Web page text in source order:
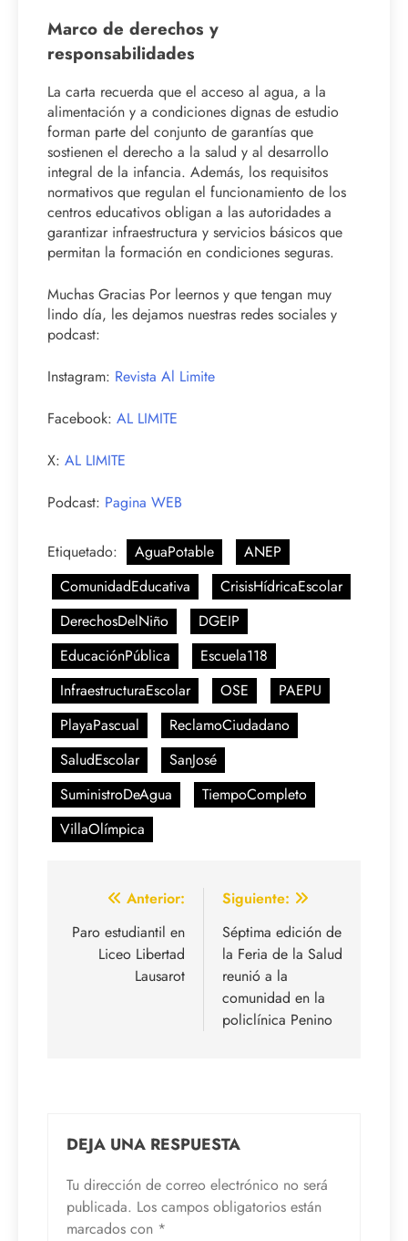
Marco de derechos y
responsabilidades
La carta recuerda que el acceso al agua, a la
alimentación y a condiciones dignas de estudio
forman parte del conjunto de garantías que
sostienen el derecho a la salud y al desarrollo
integral de la infancia. Además, los requisitos
normativos que regulan el funcionamiento de los
centros educativos obligan a las autoridades a
garantizar infraestructura y servicios básicos que
permitan la formación en condiciones seguras.
Muchas Gracias Por leernos y que tengan muy
lindo día, les dejamos nuestras redes sociales y
podcast:
Instagram: Revista Al Limite
Facebook: AL LIMITE
X: AL LIMITE
Podcast: Pagina WEB
Etiquetado: AguaPotable
ANEP
ComunidadEducativa
CrisisHídricaEscolar
DerechosDelNiño
DGEIP
EducaciónPública
Escuela118
InfraestructuraEscolar
OSE
PAEPU
PlayaPascual
ReclamoCiudadano
SaludEscolar
SanJosé
SuministroDeAgua
TiempoCompleto
VillaOlímpica
Navegación
de
entradas
Anterior:
Paro estudiantil en
Liceo Libertad
Lausarot
Siguiente:
Séptima edición de
la Feria de la Salud
reunió a la
comunidad en la
policlínica Penino
DEJA UNA RESPUESTA
Tu dirección de correo electrónico no será
publicada. Los campos obligatorios están
marcados con *